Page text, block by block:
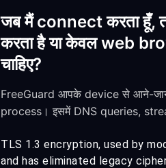
जब मैं connect करता हूँ,
करता है या केवल web
चाहिए?
FreeGuard आपके device से आने-
process। इसमें DNS queries,
TLS 1.3 encryption, used by
and has eliminated legacy